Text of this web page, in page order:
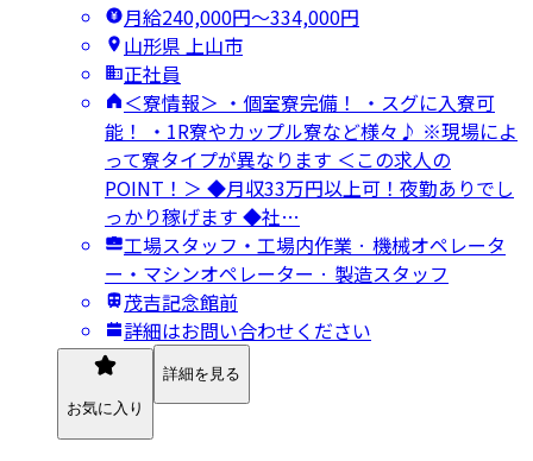
月給240,000円〜334,000円
山形県 上山市
正社員
＜寮情報＞ ・個室寮完備！ ・スグに入寮可
能！ ・1R寮やカップル寮など様々♪ ※現場によ
って寮タイプが異なります ＜この求人の
POINT！＞ ◆月収33万円以上可！夜勤ありでし
っかり稼げます ◆社…
工場スタッフ・工場内作業 · 機械オペレータ
ー・マシンオペレーター · 製造スタッフ
茂吉記念館前
詳細はお問い合わせください
お気に入り
詳細を見る